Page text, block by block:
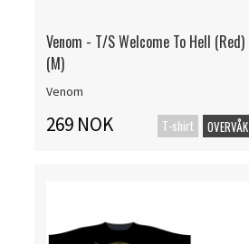
Venom - T/S Welcome To Hell (Red)
(M)
Venom
269 NOK T-shirt OVERVÅK